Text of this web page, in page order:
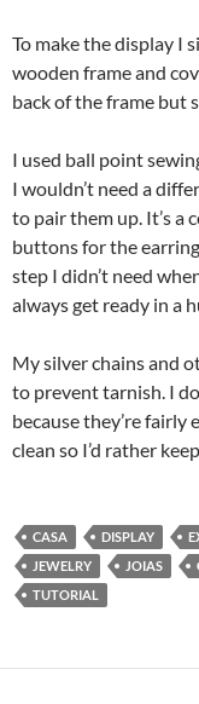
To make the display I
wooden frame and
back of the frame but
I used ball point
I wouldn’t need a
to pair them up. It’s a
buttons for the
step I didn’t need
always get ready in a
My silver chains and
to prevent tarnish. I
because they’re fairly
clean so I’d rather
CASA DISPLAY
JEWELRY
JOIAS
TUTORIAL